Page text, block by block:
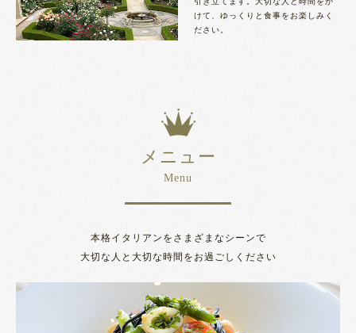
けて、ゆっくりと食事をお楽しみく
ださい。
メニュー
Menu
本格イタリアンをさまざまなシーンで
大切な人と大切な時間をお過ごしください